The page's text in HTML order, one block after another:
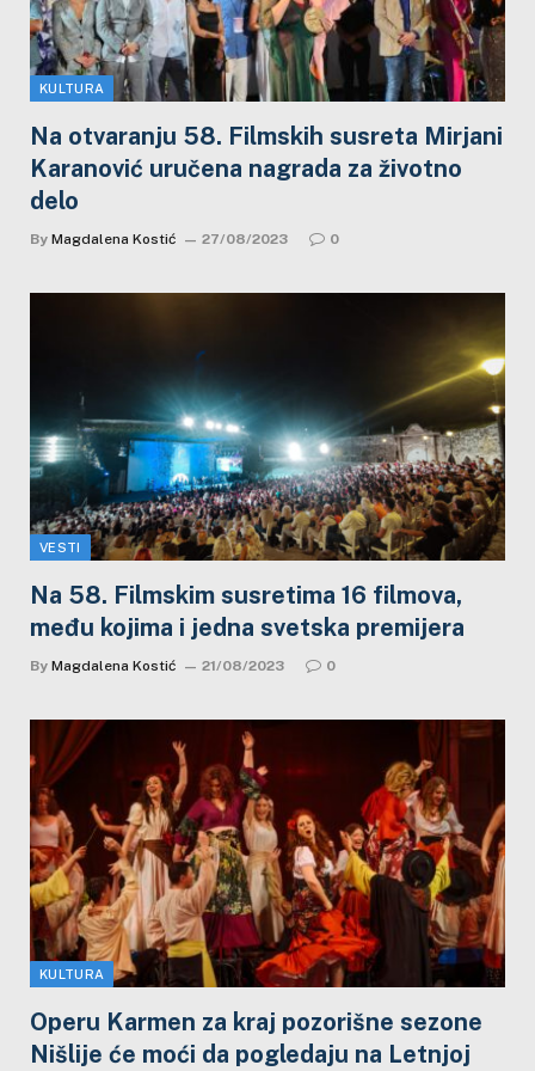
KULTURA
Na otvaranju 58. Filmskih susreta Mirjani
Karanović uručena nagrada za životno
delo
By Magdalena Kostić 27/08/2023 0
VESTI
Na 58. Filmskim susretima 16 filmova,
među kojima i jedna svetska premijera
By Magdalena Kostić 21/08/2023 0
KULTURA
Operu Karmen za kraj pozorišne sezone
Nišlije će moći da pogledaju na Letnjoj